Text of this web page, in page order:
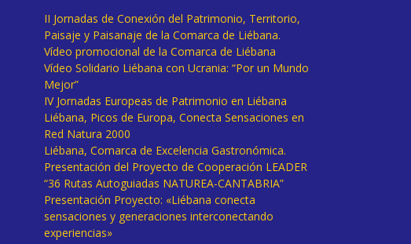
II Jornadas de Conexión del Patrimonio, Territorio,
Paisaje y Paisanaje de la Comarca de Liébana.
Vídeo promocional de la Comarca de Liébana
Vídeo Solidario Liébana con Ucrania: “Por un Mundo
Mejor”
IV Jornadas Europeas de Patrimonio en Liébana
Liébana, Picos de Europa, Conecta Sensaciones en
Red Natura 2000
Liébana, Comarca de Excelencia Gastronómica.
Presentación del Proyecto de Cooperación LEADER
“36 Rutas Autoguiadas NATUREA-CANTABRIA”
Presentación Proyecto: «Liébana conecta
sensaciones y generaciones interconectando
experiencias»